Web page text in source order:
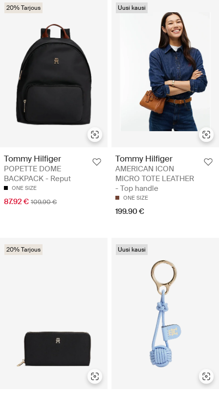
20% Tarjous
Tommy Hilfiger
POPETTE DOME
BACKPACK - Reput
ONE SIZE
87.92 € 109.90 €
Uusi kausi
Tommy Hilfiger
AMERICAN ICON
MICRO TOTE LEATHER
- Top handle
ONE SIZE
199.90 €
20% Tarjous Uusi kausi